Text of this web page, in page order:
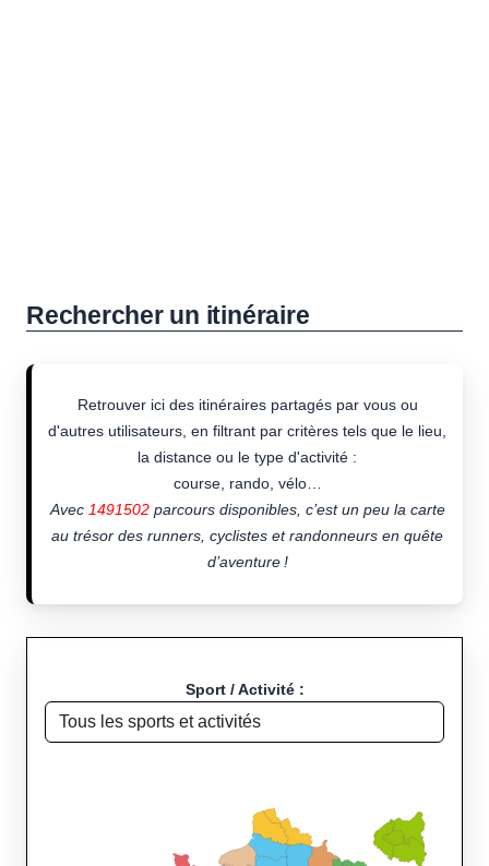
Rechercher un itinéraire
Retrouver ici des itinéraires partagés par vous ou
d'autres utilisateurs, en filtrant par critères tels que le lieu,
la distance ou le type d'activité :
course, rando, vélo…
Avec 1491502parcours disponibles, c’est un peu la carte
au trésor des runners, cyclistes et randonneurs en quête
d’aventure !
Sport / Activité :